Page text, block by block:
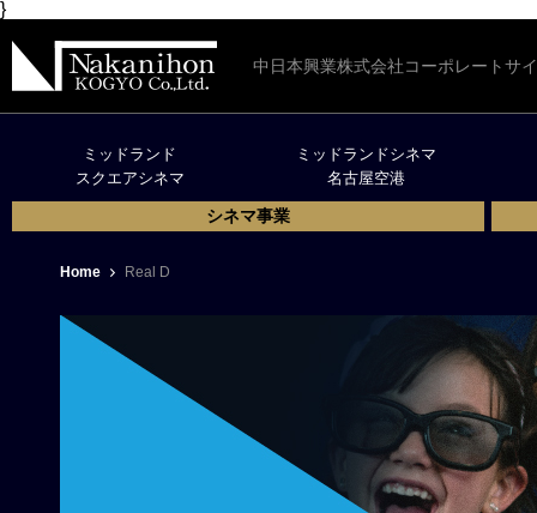
}
中日本興業株式会社コーポレートサ
ミッドランド
スクエアシネマ
ミッドランドシネマ
名古屋空港
シネマ事業
Home Real D